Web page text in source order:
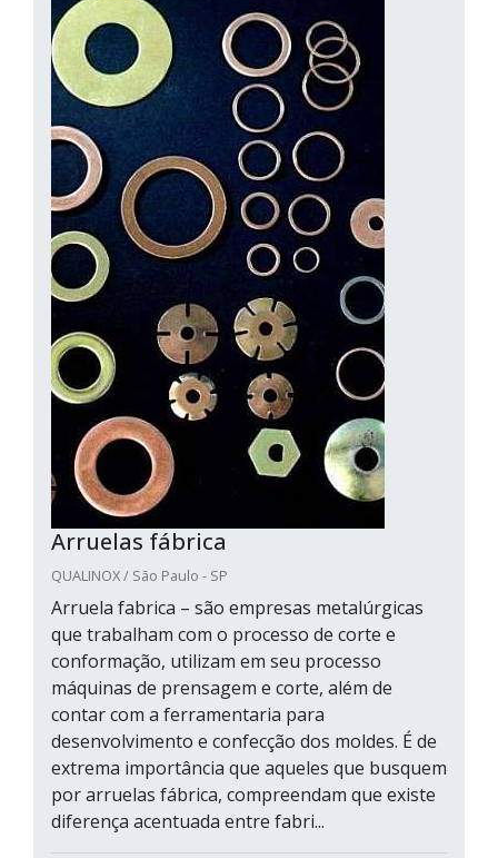
Arruelas fábrica
QUALINOX / São Paulo - SP
Arruela fabrica – são empresas metalúrgicas
que trabalham com o processo de corte e
conformação, utilizam em seu processo
máquinas de prensagem e corte, além de
contar com a ferramentaria para
desenvolvimento e confecção dos moldes. É de
extrema importância que aqueles que busquem
por arruelas fábrica, compreendam que existe
diferença acentuada entre fabri...